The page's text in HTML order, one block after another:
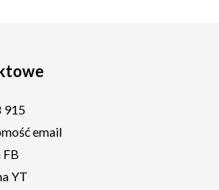
915
email
FB
YT